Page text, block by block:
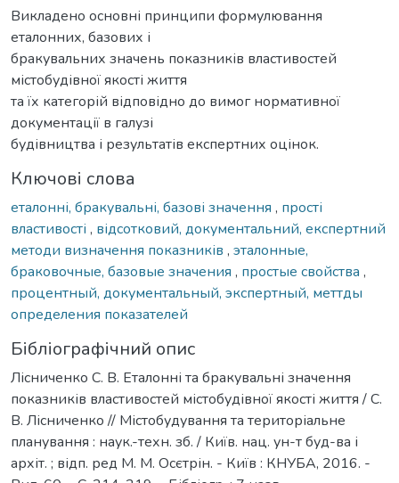
Викладено основні принципи формулювання
еталонних, базових і
бракувальних значень показників властивостей
містобудівної якості життя
та їх категорій відповідно до вимог нормативної
документації в галузі
будівництва і результатів експертних оцінок.
Ключові слова
еталонні, бракувальні, базові значення , прості
властивості , відсотковий, документальний, експертний
методи визначення показників , эталонные,
браковочные, базовые значения , простые свойства ,
процентный, документальный, экспертный, меттды
определения показателей
Бібліографічний опис
Лісниченко С. В. Еталонні та бракувальні значення
показників властивостей містобудівної якості життя / С.
В. Лісниченко // Містобудування та територіальне
планування : наук.-техн. зб. / Київ. нац. ун-т буд-ва і
архіт. ; відп. ред М. М. Осєтрін. - Київ : КНУБА, 2016. -